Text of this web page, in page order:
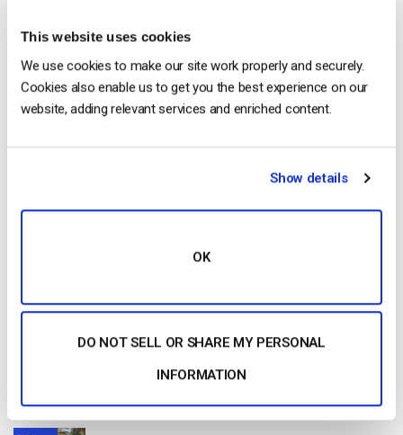
This website uses cookies
We use cookies to make our site work properly and securely.
Cookies also enable us to get you the best experience on our
website, adding relevant services and enriched content.
Show details
OK
DO NOT SELL OR SHARE MY PERSONAL
INFORMATION
Get Started!
Start streaming immediately
de streaming en directo en 2025